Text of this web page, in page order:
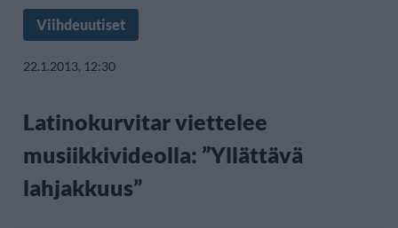
Viihdeuutiset
22.1.2013, 12:30
Latinokurvitar viettelee
musiikkivideolla: ”Yllättävä
lahjakkuus”